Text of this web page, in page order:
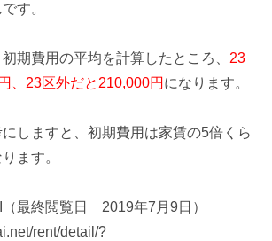
す。
期費用の平均を計算したところ、 23
、23区外だと210,000円 になります。
しますと、 初期費用は家賃の5倍くら
ます。
最終閲覧日 2019年7月9日）
rent/detail/?